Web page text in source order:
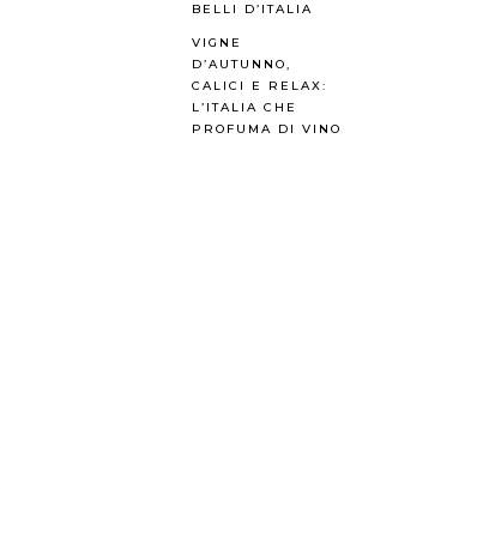
BELLI D’ITALIA
VIGNE
D’AUTUNNO,
CALICI E RELAX:
L’ITALIA CHE
PROFUMA DI VINO